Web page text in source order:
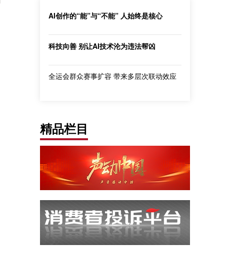
AI创作的“能”与“不能” 人始终是核心
科技向善 别让AI技术沦为违法帮凶
全运会群众赛事扩容 带来多层次联动效应
精品栏目